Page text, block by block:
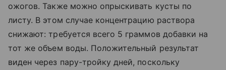
ожогов. Также можно опрыскивать кусты по
листу. В этом случае концентрацию раствора
снижают: требуется всего 5 граммов добавки на
тот же объем воды. Положительный результат
виден через пару-тройку дней, поскольку